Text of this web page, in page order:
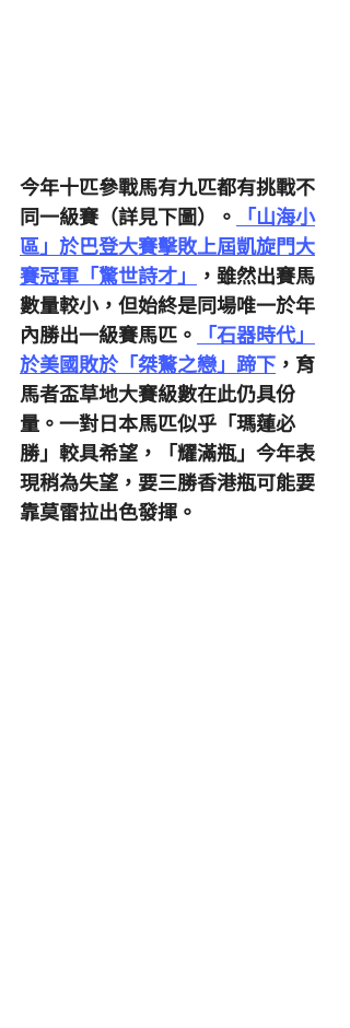
今年十匹參戰馬有九匹都有挑戰不
同一級賽（詳見下圖）。
「山海小
區」於巴登大賽擊敗上屆凱旋門大
賽冠軍「驚世詩才」
，雖然出賽馬
數量較小，但始終是同場唯一於年
內勝出一級賽馬匹。
「石器時代」
於美國敗於「桀驁之戀」蹄下 ，育
馬者盃草地大賽級數在此仍具份
量。一對日本馬匹似乎「瑪蓮必
勝」較具希望，「耀滿瓶」今年表
現稍為失望，要三勝香港瓶可能要
靠莫雷拉出色發揮。